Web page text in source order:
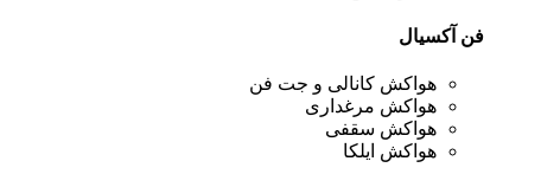
فن آکسیال
هواکش کانالی و جت فن
هواکش مرغداری
هواکش سقفی
هواکش ایلکا